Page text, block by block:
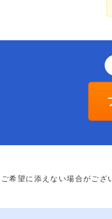
希望に添えない場合がござ